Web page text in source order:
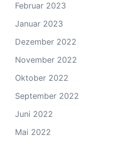
Februar 2023
Januar 2023
Dezember 2022
November 2022
Oktober 2022
September 2022
Juni 2022
Mai 2022